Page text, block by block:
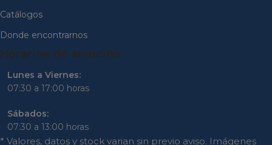
Catálogos
Donde encontrarnos
Horarios de atención
Lunes a Viernes:
07:30 a 17:00 horas
Sábados:
07:30 a 13:00 horas
* Valores, datos y stock varian sin previo aviso. Imágenes